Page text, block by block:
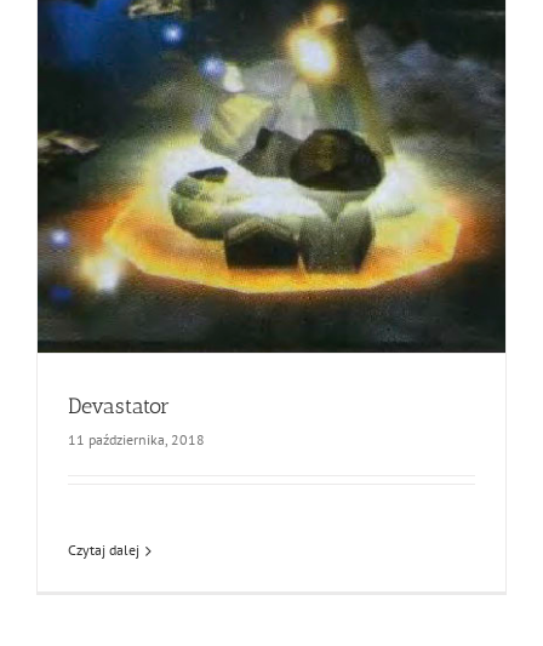
Devastator
11 października, 2018
Czytaj dalej